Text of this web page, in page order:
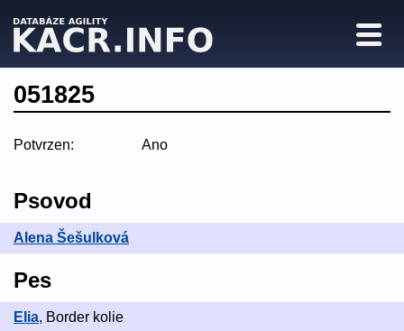
051825
Potvrzen: Ano
Psovod
Alena Šešulková
Pes
Elia, Border kolie